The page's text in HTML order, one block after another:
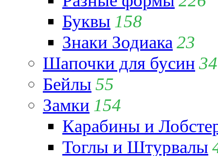
Буквы 158
Знаки Зодиака 23
Шапочки для бусин 34
Бейлы 55
Замки 154
Карабины и
Тоглы и Штурвалы